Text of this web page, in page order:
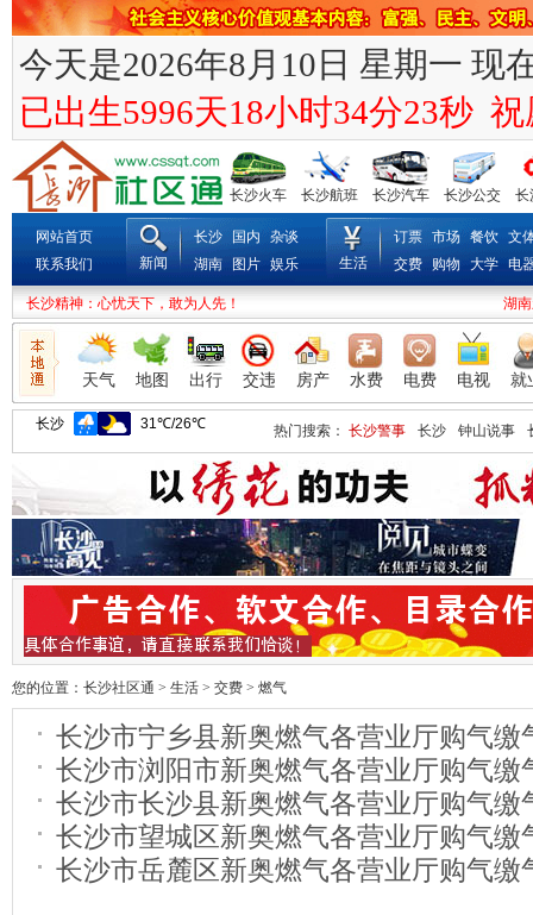
今天是2026年8月10日 星期一 现
已出生5996天18小时34分23秒
长沙火车 长沙航班 长沙汽车 长沙公交 长
网站首页
联系我们
新闻
长沙 国内
杂谈
湖南
图片 娱乐 生活
订票 市场 餐饮 文
交费
购物 大学 电
长沙精神：心忧天下，敢为人先！ 湖
天气 地图 出行 交违 房产 水费 电费 电视 就
热门搜索： 长沙警事 长沙 钟山说事
您的位置： 长沙社区通 > 生活 > 交费 > 燃气
长沙市宁乡县新奥燃气各营业厅购气缴
长沙市浏阳市新奥燃气各营业厅购气缴
长沙市长沙县新奥燃气各营业厅购气缴
长沙市望城区新奥燃气各营业厅购气缴
长沙市岳麓区新奥燃气各营业厅购气缴